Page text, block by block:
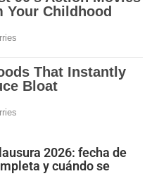
2026: fecha de
y cuándo se